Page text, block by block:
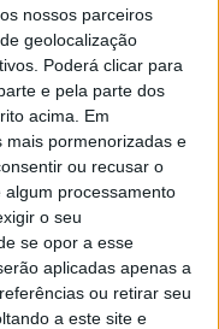
nossos parceiros
geolocalização
Poderá clicar para
e pela parte dos
acima. Em
mais pormenorizadas e
ou recusar o
processamento
o seu
se opor a esse
aplicadas apenas a
ou retirar seu
a este site e
possível
do objetivo da
e a